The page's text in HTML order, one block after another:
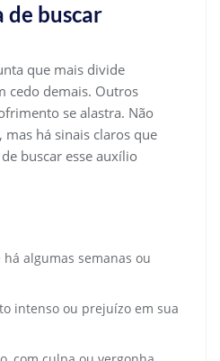
de buscar
que mais divide
cedo demais. Outros
se alastra. Não
mas há sinais claros que
buscar esse auxílio
algumas semanas ou
intenso ou prejuízo em sua